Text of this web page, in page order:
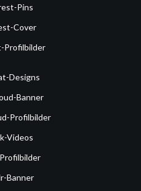
Pins
Cover
Profilbilder
Designs
Banner
Profilbilder
Videos
Banner